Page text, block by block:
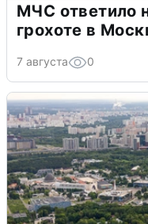
МЧС ответило
грохоте в
7 августа 0